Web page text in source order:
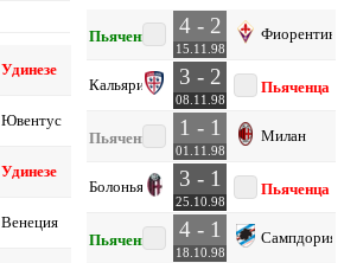
Удинезе
Ювентус
Удинезе
Венеция
Пьяченца 4 - 2
15.11.98
Фиорентина
Кальяри 3 - 2
08.11.98
Пьяченца
Пьяченца 1 - 1
01.11.98
Милан
Болонья 3 - 1
25.10.98
Пьяченца
Пьяченца 4 - 1
18.10.98
Сампдория